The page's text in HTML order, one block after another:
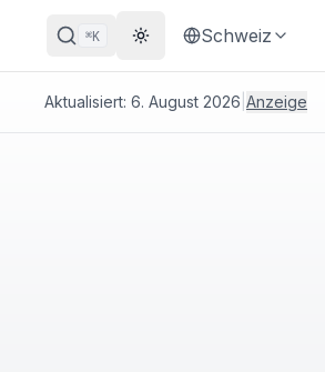
⌘K Theme wechseln
Schweiz
Aktualisiert: 6. August 2026 Anzeige